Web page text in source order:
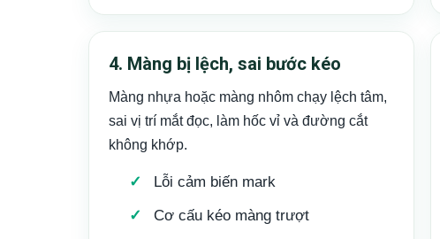
4. Màng bị lệch, sai bước kéo
Màng nhựa hoặc màng nhôm chạy lệch tâm,
sai vị trí mắt đọc, làm hốc vỉ và đường cắt
không khớp.
Lỗi cảm biến mark
Cơ cấu kéo màng trượt